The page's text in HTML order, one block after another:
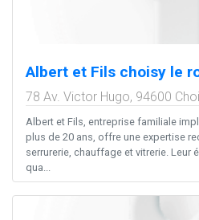
Albert et Fils choisy le
78 Av. Victor Hugo, 94600
Albert et Fils, entreprise familiale
plus de 20 ans, offre une expertise
serrurerie, chauffage et vitrerie. Leur
qua...